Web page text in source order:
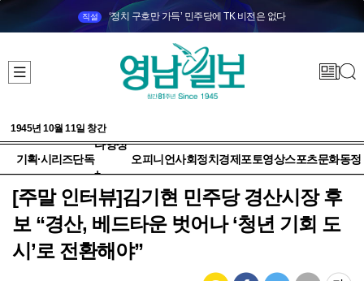
직설 ‘정치 구호만 가득’ 민주당에 TK 비전은 없다
1945년 10월 11일 창간
기획·시리즈단독
다양성
+
오피니언사회정치 경제 포토영상스포츠문화동정
[주말 인터뷰]김기현 민주당 경산시장 후
보 “경산, 베드타운 벗어나 ‘청년 기회 도
시’로 전환해야”